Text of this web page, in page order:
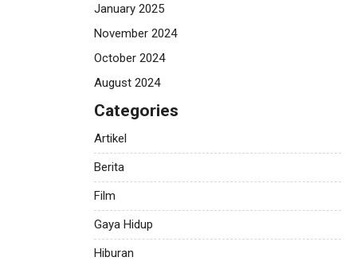
January 2025
November 2024
October 2024
August 2024
Categories
Artikel
Berita
Film
Gaya Hidup
Hiburan